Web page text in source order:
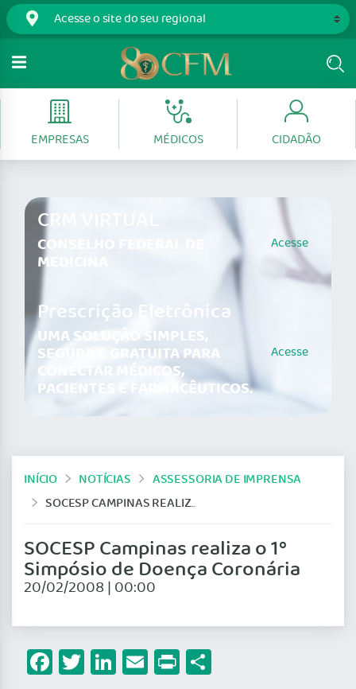
EMPRESAS MÉDICOS CIDADÃO
CRM VIRTUAL
CONSELHO FEDERAL DE
MEDICINA
Acesse
Prescrição Eletrônica
UMA SOLUÇÃO SIMPLES,
SEGURA E GRATUITA PARA
CONECTAR MÉDICOS,
PACIENTES E FARMACÊUTICOS.
Acesse
INÍCIO NOTÍCIAS
ASSESSORIA DE IMPRENSA
SOCESP CAMPINAS REALIZA O 1º SIMPÓSIO DE DOENÇA CORONÁRIA
SOCESP Campinas realiza o 1º
Simpósio de Doença Coronária
20/02/2008 | 00:00
Facebook
Twitter
LinkedIn
Email
Print